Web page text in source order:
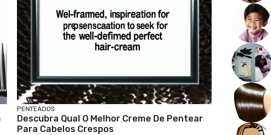
PENTEADOS
Descubra Qual O Melhor Creme De Pentear
Para Cabelos Crespos